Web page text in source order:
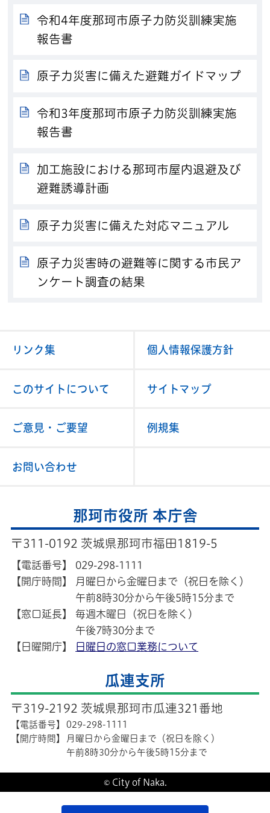
令和4年度那珂市原子力防災訓練実施
報告書
原子力災害に備えた避難ガイドマップ
令和3年度那珂市原子力防災訓練実施
報告書
加工施設における那珂市屋内退避及び
避難誘導計画
原子力災害に備えた対応マニュアル
原子力災害時の避難等に関する市民ア
ンケート調査の結果
リンク集 個人情報保護方針
このサイトについて サイトマップ
ご意見・ご要望 例規集
お問い合わせ
那珂市役所 本庁舎
〒311-0192 茨城県那珂市福田1819-5
【電話番号】
029-298-1111
【開庁時間】
月曜日から金曜日まで（祝日を除く）
午前8時30分から午後5時15分まで
【窓口延長】
毎週木曜日（祝日を除く）
午後7時30分まで
【日曜開庁】
日曜日の窓口業務について
瓜連支所
〒319-2192 茨城県那珂市瓜連321番地
【電話番号】
029-298-1111
【開庁時間】
月曜日から金曜日まで（祝日を除く）
午前8時30分から午後5時15分まで
© City of Naka.